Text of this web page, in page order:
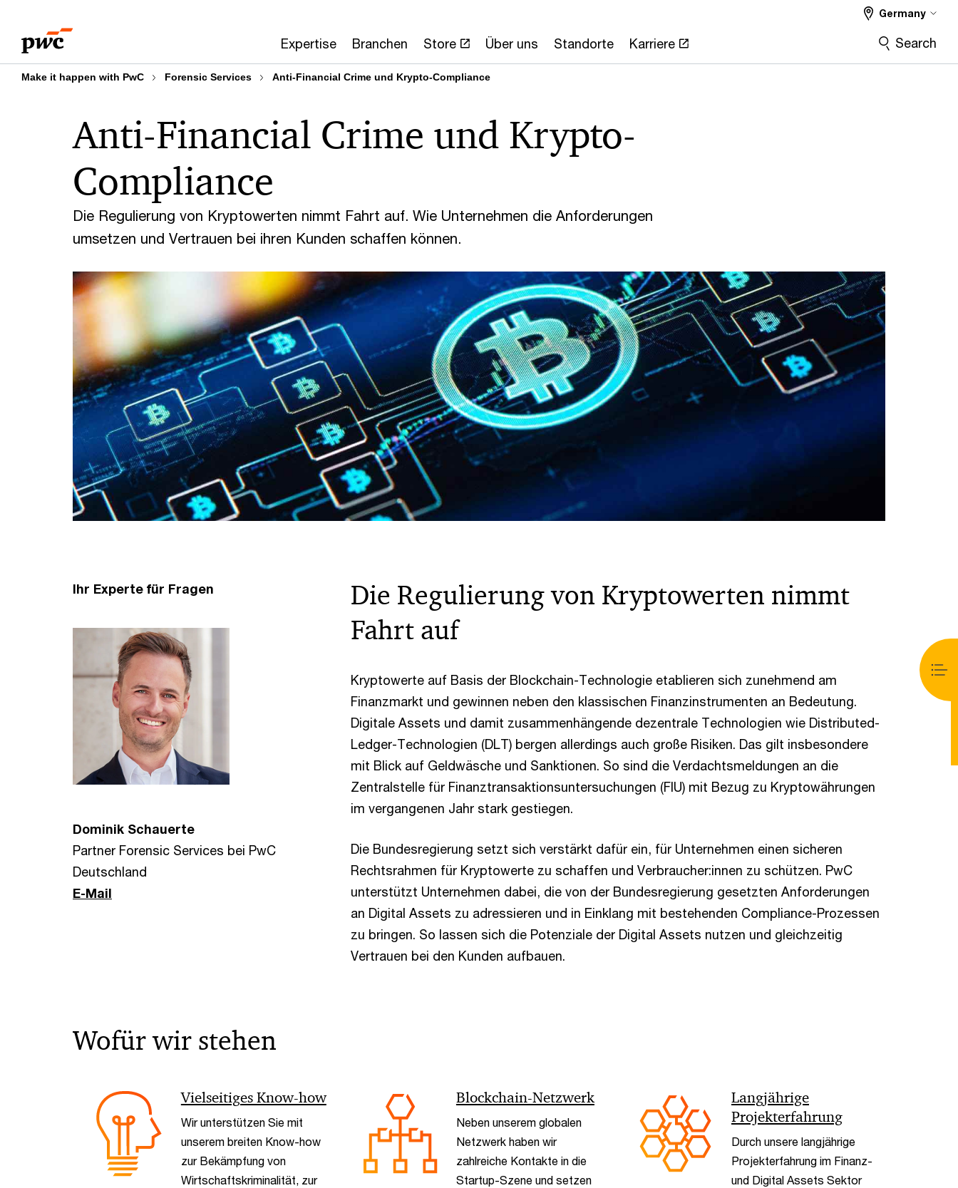
content
footer
Expertise Branchen Store Über uns Standorte Karriere
Germany
Search
Make it happen with PwC Forensic Services Anti-Financial Crime und Krypto-Compliance
Die Regulierung von Kryptowerten nimmt Fahrt auf. Wie Unternehmen die Anforderungen
umsetzen und Vertrauen bei ihren Kunden schaffen können.
Anti-Financial Crime und Krypto-
Compliance
Ihr Experte für Fragen
Dominik Schauerte
Partner Forensic Services bei PwC
Deutschland
E-Mail
Die Regulierung von Kryptowerten nimmt
Fahrt auf
Kryptowerte auf Basis der Blockchain-Technologie etablieren sich zunehmend am
Finanzmarkt und gewinnen neben den klassischen Finanzinstrumenten an Bedeutung.
Digitale Assets und damit zusammenhängende dezentrale Technologien wie Distributed-
Ledger-Technologien (DLT) bergen allerdings auch große Risiken. Das gilt insbesondere
mit Blick auf Geldwäsche und Sanktionen. So sind die Verdachtsmeldungen an die
Zentralstelle für Finanztransaktionsuntersuchungen (FIU) mit Bezug zu Kryptowährungen
im vergangenen Jahr stark gestiegen.
Die Bundesregierung setzt sich verstärkt dafür ein, für Unternehmen einen sicheren
Rechtsrahmen für Kryptowerte zu schaffen und Verbraucher:innen zu schützen. PwC
unterstützt Unternehmen dabei, die von der Bundesregierung gesetzten Anforderungen
an Digital Assets zu adressieren und in Einklang mit bestehenden Compliance-Prozessen
zu bringen. So lassen sich die Potenziale der Digital Assets nutzen und gleichzeitig
Vertrauen bei den Kunden aufbauen.
Wofür wir stehen
Vielseitiges Know-how
Wir unterstützen Sie mit
unserem breiten Know-how
zur Bekämpfung von
Wirtschaftskriminalität, zur
Blockchain-Netzwerk
Neben unserem globalen
Netzwerk haben wir
zahlreiche Kontakte in die
Startup-Szene und setzen
Langjährige
Projekterfahrung
Durch unsere langjährige
Projekterfahrung im Finanz-
und Digital Assets Sektor